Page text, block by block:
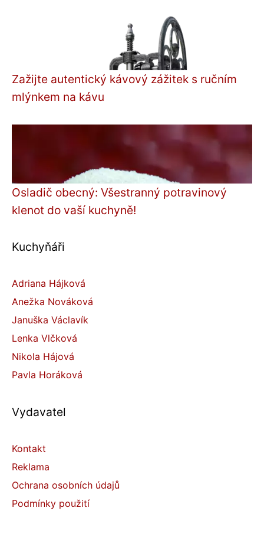
Zažijte autentický kávový zážitek s ručním
mlýnkem na kávu
Osladič obecný: Všestranný potravinový
klenot do vaší kuchyně!
Kuchyňáři
Adriana Hájková
Anežka Nováková
Januška Václavík
Lenka Vlčková
Nikola Hájová
Pavla Horáková
Vydavatel
Kontakt
Reklama
Ochrana osobních údajů
Podmínky použití